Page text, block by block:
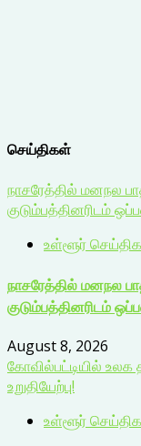
செய்திகள்
நாசரேத்தில் மனநல
குடும்பத்தினரிடம்
உள்ளூர்
நாசரேத்தில் மனநல
குடும்பத்தினரிடம்
August 8, 2026
கோவில்பட்டியில் உலக
உறுதியேற்பு!
உள்ளூர்